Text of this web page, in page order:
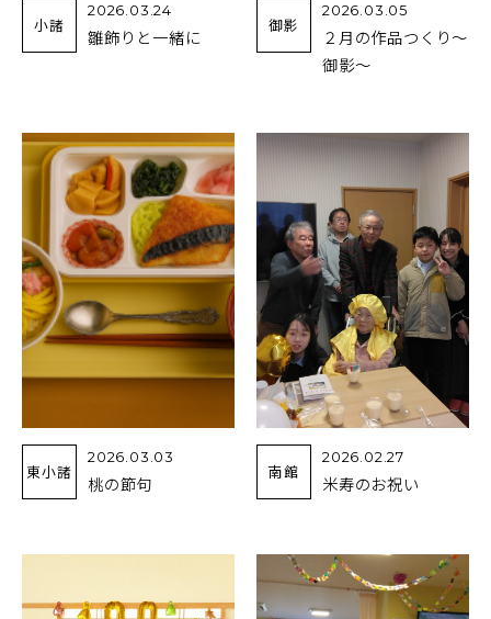
小諸
2026.03.24
雛飾りと一緒に
御影
2026.03.05
２月の作品つくり～
御影～
東小諸
2026.03.03
桃の節句
南館
2026.02.27
米寿のお祝い